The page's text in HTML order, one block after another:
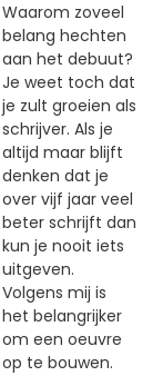
Waarom zoveel
belang hechten
aan het debuut?
Je weet toch dat
je zult groeien als
schrijver. Als je
altijd maar blijft
denken dat je
over vijf jaar veel
beter schrijft dan
kun je nooit iets
uitgeven.
Volgens mij is
het belangrijker
om een oeuvre
op te bouwen.